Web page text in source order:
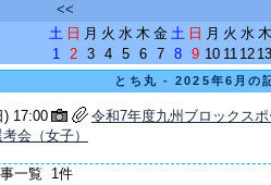
<<
土 日 月 火 水 木 金 土 日 月 火 水 木
1
2 3 4 5 6 7 8 9 10 11 12 13
とち丸 - 2025年6月の
) 17:00
令和7年度九州ブロックス
会（女子）
一覧 1件